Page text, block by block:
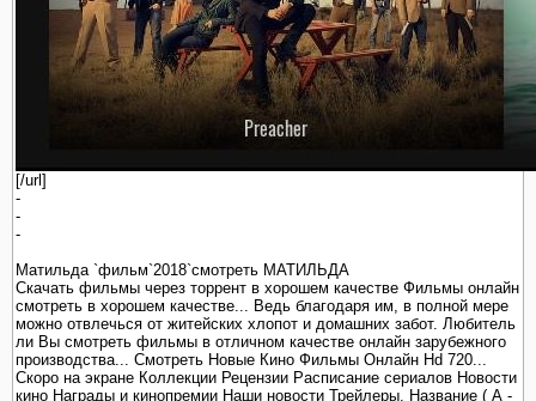
[/url]
-
-
-
Матильда `фильм`2018`смотреть МАТИЛЬДА
Скачать фильмы через торрент в хорошем качестве Фильмы онлайн
смотреть в хорошем качестве... Ведь благодаря им, в полной мере
можно отвлечься от житейских хлопот и домашних забот. Любитель
ли Вы смотреть фильмы в отличном качестве онлайн зарубежного
производства... Смотреть Новые Кино Фильмы Онлайн Hd 720...
Скоро на экране Коллекции Рецензии Расписание сериалов Новости
кино Награды и кинопремии Наши новости Трейлеры. Название ( А -